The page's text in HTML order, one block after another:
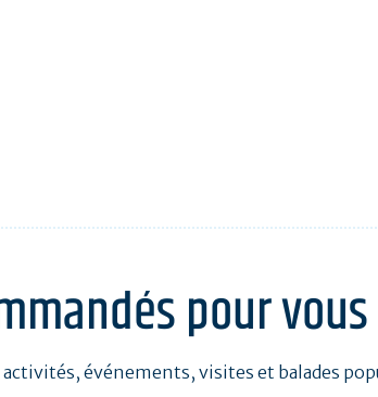
pour vous
événements, visites et balades